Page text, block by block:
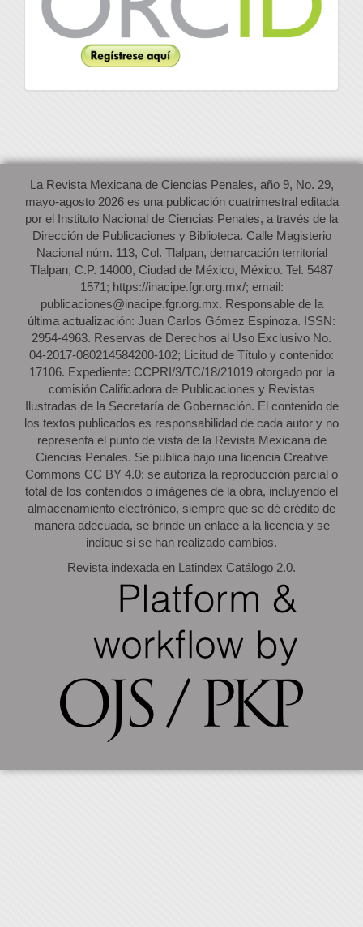
La Revista Mexicana de Ciencias Penales, año 9, No. 29,
mayo-agosto 2026 es una publicación cuatrimestral editada
por el Instituto Nacional de Ciencias Penales, a través de la
Dirección de Publicaciones y Biblioteca. Calle Magisterio
Nacional núm. 113, Col. Tlalpan, demarcación territorial
Tlalpan, C.P. 14000, Ciudad de México, México. Tel. 5487
1571; https://inacipe.fgr.org.mx/; email:
publicaciones@inacipe.fgr.org.mx. Responsable de la
última actualización: Juan Carlos Gómez Espinoza. ISSN:
2954-4963. Reservas de Derechos al Uso Exclusivo No.
04-2017-080214584200-102; Licitud de Título y contenido:
17106. Expediente: CCPRI/3/TC/18/21019 otorgado por la
comisión Calificadora de Publicaciones y Revistas
Ilustradas de la Secretaría de Gobernación. El contenido de
los textos publicados es responsabilidad de cada autor y no
representa el punto de vista de la Revista Mexicana de
Ciencias Penales. Se publica bajo una licencia Creative
Commons CC BY 4.0: se autoriza la reproducción parcial o
total de los contenidos o imágenes de la obra, incluyendo el
almacenamiento electrónico, siempre que se dé crédito de
manera adecuada, se brinde un enlace a la licencia y se
indique si se han realizado cambios.
Revista indexada en Latindex Catálogo 2.0.